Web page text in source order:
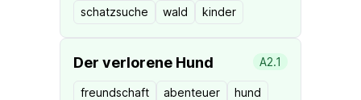
schatzsuche
wald kinder
Der verlorene Hund A2.1
freundschaft abenteuer
hund